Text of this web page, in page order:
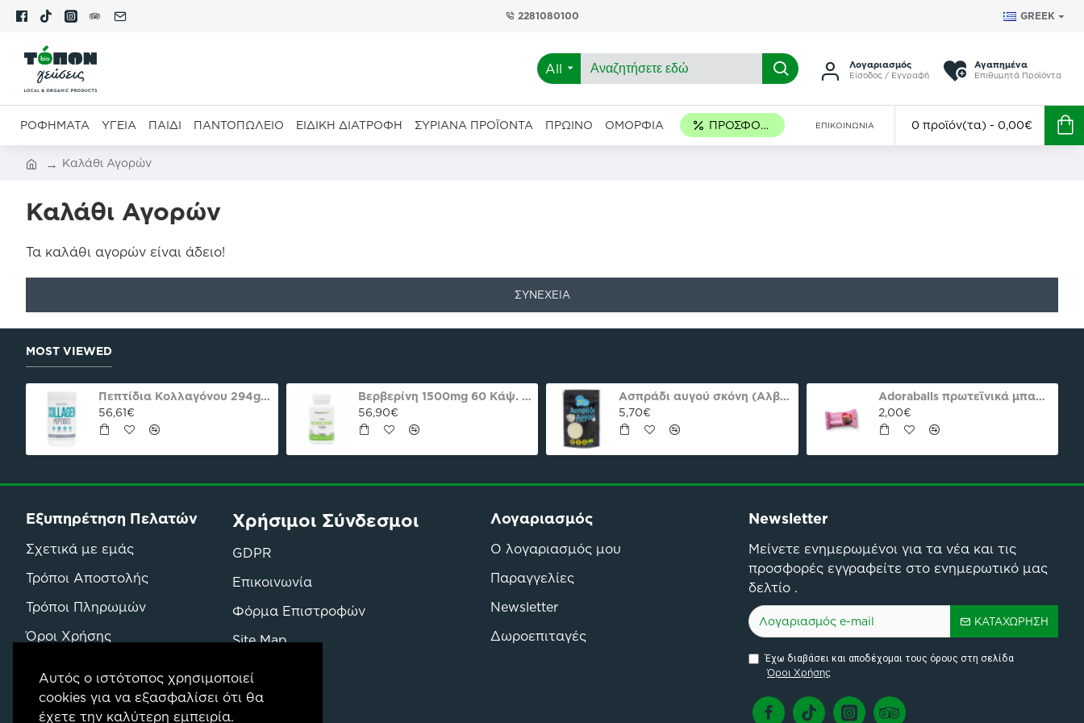
Αυτός ο ιστότοπος χρησιμοποιεί
cookies για να εξασφαλίσει ότι θα
έχετε την καλύτερη εμπειρία.
2281080100 GREEK
All Λογαριασμός
Είσοδος / Εγγραφή
Αγαπημένα
Επιθυμητά Προϊόντα
ΡΟΦΉΜΑΤΑ ΥΓΕΊΑ ΠΑΙΔΊ ΠΑΝΤΟΠΩΛΕΊΟ ΕΙΔΙΚΉ ΔΙΑΤΡΟΦΉ ΣΥΡΙΑΝΆ ΠΡΟΪΌΝΤΑ ΠΡΩΙΝΌ ΟΜΟΡΦΙΆ ΠΡΟΣΦΟΡΈΣ ΕΠΙΚΟΙΝΩΝΊΑ 0 προϊόν(τα) - 0,00€
Καλάθι Αγορών
Καλάθι Αγορών
Τα καλάθι αγορών είναι άδειο!
ΣΥΝΈΧΕΙΑ
MOST VIEWED
Πεπτίδια Κολλαγόνου 294g Natures Plus
56,61€
Βερβερίνη 1500mg 60 Κάψ. Natures Plus Pro
56,90€
Ασπράδι αυγού σκόνη (Αλβουμίνη) Ola-Bio 50gr
5,70€
Adoraballs πρωτεϊνικά μπαλάκια choco praline delight 40γρ Nutree Χ.ΓΛ
2,00€
Εξυπηρέτηση Πελατών
Σχετικά με εμάς
Τρόποι Αποστολής
Τρόποι Πληρωμών
Όροι Χρήσης
Χρήσιμοι Σύνδεσμοι
GDPR
Επικοινωνία
Φόρμα Επιστροφών
Site Map
Μάρκες
Λογαριασμός
Ο λογαριασμός μου
Παραγγελίες
Newsletter
Δωροεπιταγές
Newsletter
Μείνετε ενημερωμένοι για τα νέα και τις
προσφορές εγγραφείτε στο ενημερωτικό μας
δελτίο .
ΚΑΤΑΧΏΡΗΣΗ
Έχω διαβάσει και αποδέχομαι τους όρους στη σελίδα
Όροι Χρήσης